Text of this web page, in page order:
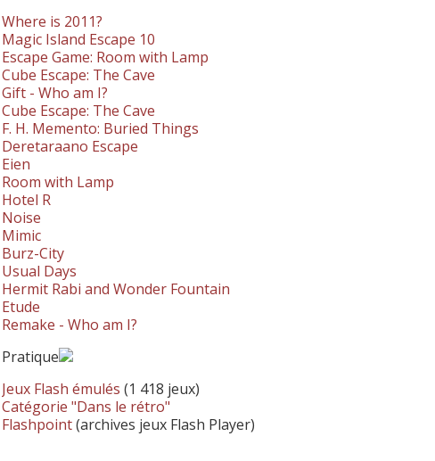
Where is 2011?
Magic Island Escape 10
Escape Game: Room with Lamp
Cube Escape: The Cave
Gift - Who am I?
Cube Escape: The Cave
F. H. Memento: Buried Things
Deretaraano Escape
Eien
Room with Lamp
Hotel R
Noise
Mimic
Burz-City
Usual Days
Hermit Rabi and Wonder Fountain
Etude
Remake - Who am I?
Pratique
Jeux Flash émulés (1 418 jeux)
Catégorie "Dans le rétro"
Flashpoint(archives jeux Flash Player)